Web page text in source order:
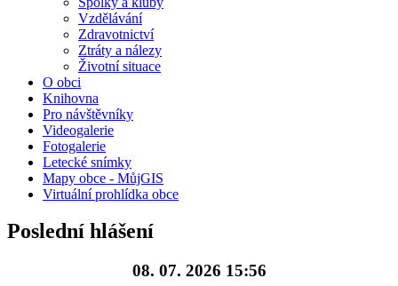
Vzdělávání
Zdravotnictví
Ztráty a nálezy
Životní situace
O obci
Knihovna
Pro návštěvníky
Videogalerie
Fotogalerie
Letecké snímky
Mapy obce - MůjGIS
Virtuální prohlídka obce
Poslední hlášení
08. 07. 2026 15:56